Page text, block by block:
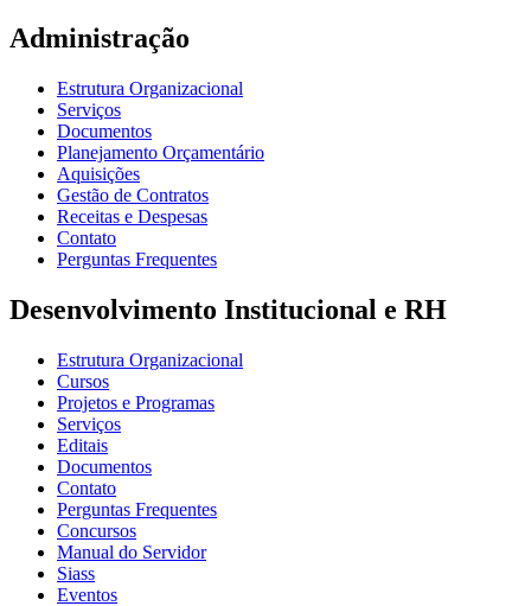
Administração
Estrutura Organizacional
Serviços
Documentos
Planejamento Orçamentário
Aquisições
Gestão de Contratos
Receitas e Despesas
Contato
Perguntas Frequentes
Desenvolvimento Institucional e RH
Estrutura Organizacional
Cursos
Projetos e Programas
Serviços
Editais
Documentos
Contato
Perguntas Frequentes
Concursos
Manual do Servidor
Siass
Eventos